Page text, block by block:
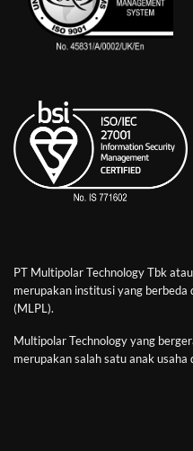
PT Multipolar Technology Tbk
merupakan institusi yang
(MLPL).
Multipolar Technology yang
merupakan salah satu anak usaha